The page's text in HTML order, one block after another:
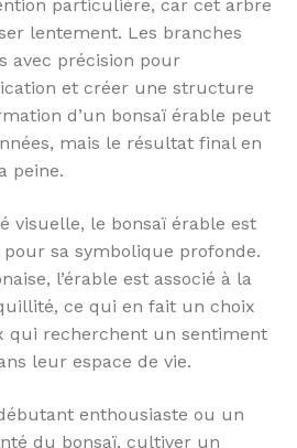
particulière, car cet arbre
lentement. Les branches
avec précision pour
et créer une structure
d’un bonsaï érable peut
mais le résultat final en
peine.
visuelle, le bonsaï érable est
sa symbolique profonde.
l’érable est associé à la
ce qui en fait un choix
qui recherchent un sentiment
leur espace de vie.
enthousiaste ou un
du bonsaï, cultiver un